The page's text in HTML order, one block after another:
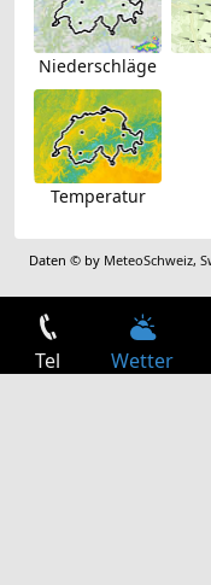
Niederschläge
Temperatur
Daten © by MeteoSchweiz,
Tel Wetter